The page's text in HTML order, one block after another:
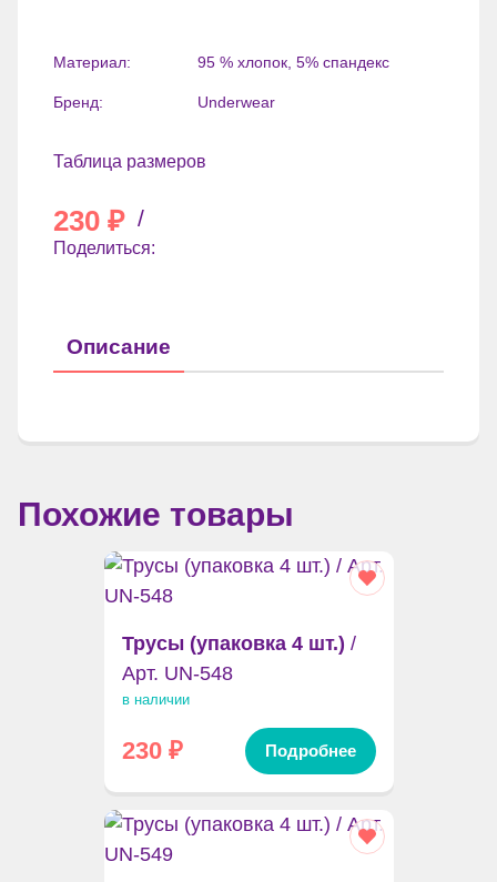
Материал: 95 % хлопок, 5% спандекс
Бренд: Underwear
Таблица размеров
230 ₽ /
Поделиться:
Описание
Похожие товары
Трусы (упаковка 4 шт.) /
Арт. UN-548
в наличии
230₽ Подробнее